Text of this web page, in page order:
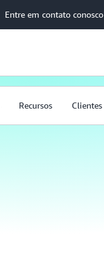
Entre em contato conosco
Recursos Clientes